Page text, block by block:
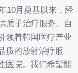
10月奠基以来，经
质子治疗服务。自
领着韩国医疗产业
质的放射治疗服
医院。我们希望能